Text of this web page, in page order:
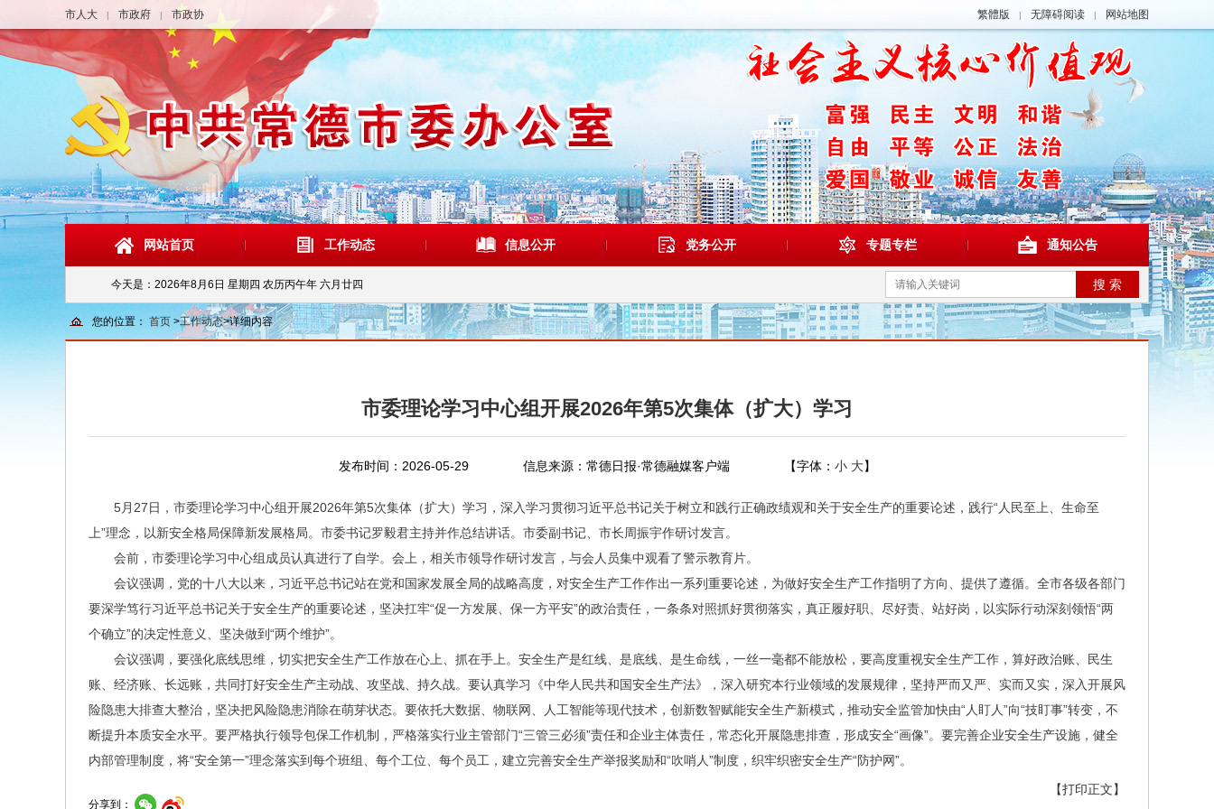
市人大 | 市政府 | 市政协 繁體版 | 无障碍阅读 | 网站地图
网站首页 工作动态 信息公开 党务公开 专题专栏 通知公告
今天是： 2026年8月6日 星期四 农历丙午年 六月廿四 搜 索
您的位置： 首页 >工作动态>详细内容
市委理论学习中心组开展2026年第5次集体（扩大）学习
发布时间：2026-05-29 信息来源：常德日报·常德融媒客户端 【字体： 小 大】
5月27日，市委理论学习中心组开展2026年第5次集体（扩大）学习，深入学习贯彻习近平总书记关于树立和践行正确政绩观和关于安全生产的重要论述，践行“人民至上、生命至
上”理念，以新安全格局保障新发展格局。市委书记罗毅君主持并作总结讲话。市委副书记、市长周振宇作研讨发言。
会前，市委理论学习中心组成员认真进行了自学。会上，相关市领导作研讨发言，与会人员集中观看了警示教育片。
会议强调，党的十八大以来，习近平总书记站在党和国家发展全局的战略高度，对安全生产工作作出一系列重要论述，为做好安全生产工作指明了方向、提供了遵循。全市各级各部门
要深学笃行习近平总书记关于安全生产的重要论述，坚决扛牢“促一方发展、保一方平安”的政治责任，一条条对照抓好贯彻落实，真正履好职、尽好责、站好岗，以实际行动深刻领悟“两
个确立”的决定性意义、坚决做到“两个维护”。
会议强调，要强化底线思维，切实把安全生产工作放在心上、抓在手上。安全生产是红线、是底线、是生命线，一丝一毫都不能放松，要高度重视安全生产工作，算好政治账、民生
账、经济账、长远账，共同打好安全生产主动战、攻坚战、持久战。要认真学习《中华人民共和国安全生产法》，深入研究本行业领域的发展规律，坚持严而又严、实而又实，深入开展风
险隐患大排查大整治，坚决把风险隐患消除在萌芽状态。要依托大数据、物联网、人工智能等现代技术，创新数智赋能安全生产新模式，推动安全监管加快由“人盯人”向“技盯事”转变，不
断提升本质安全水平。要严格执行领导包保工作机制，严格落实行业主管部门“三管三必须”责任和企业主体责任，常态化开展隐患排查，形成安全“画像”。要完善企业安全生产设施，健全
内部管理制度，将“安全第一”理念落实到每个班组、每个工位、每个员工，建立完善安全生产举报奖励和“吹哨人”制度，织牢织密安全生产“防护网”。
【打印正文】
分享到：